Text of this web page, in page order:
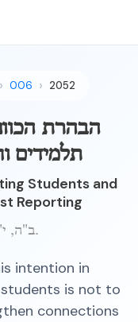
006 2052
הבהרת
תלמידים
Students and
Reporting
ב"ה, י"ב אדר, תשי"ג ברוקלין.
intention in
is not to
connections